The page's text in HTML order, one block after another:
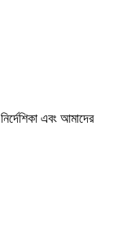
এবং আমাদের